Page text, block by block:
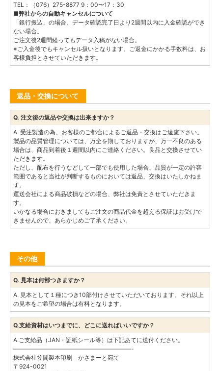
TEL：（076）275-8877 9：00〜17：30
■弊社からの自動キャンセルについて
「銀行振込」の場合、データ確認完了日より2週間以内に入金確認ができ
ない場合。
ご注文後2週間経ってもデータ入稿がない場合。
※ご入金後でもキャンセル扱いとなります。ご返金にかかる手数料は、お
客様負担とさせていただきます。
返品・交換について
Q. 注文後の返品や交換は出来ますか？
A. 受注製造の為、お客様のご都合によるご返品・交換はご遠慮下さい。
製品の品質管理については、万全を期しておりますが、万一不良のある
場合は、商品到着後１週間以内にご連絡ください。良品と交換させてい
ただきます。
ただし、配布を行うなどして一部でも使用した場合、品質が一定の許容
範囲であると当社が判断するものにおいては返品、交換はいたしかねま
す。
運送会社による商品破損などの場合、弊社は免責とさせていただきま
す。
いかなる場合におきましてもご注文の商品代金を超える保証はお受けで
きませんので、あらかじめご了承ください。
その他
Q. 見本は何部つきますか？
A. 見本として１種につき10部付けさせていただいております。それ以上
の見本をご希望の場合は有料となります。
Q.支給資材はいつまでに、どこに送ればいいですか？
A.ご支給品（JAN・証紙シール等）は下記あてに送付ください。
————————————————————-
株式会社笠間製本印刷 かさまーと宛て
〒924-0021